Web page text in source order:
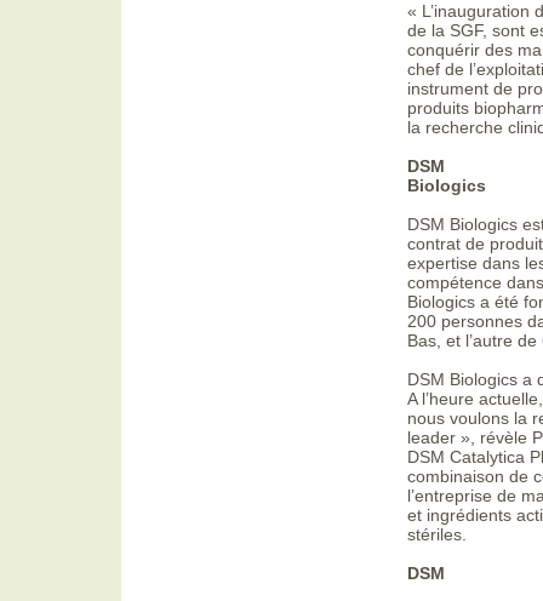
« L’inauguration
de la SGF, sont
conquérir des
chef de
instrument de
produits
la recherche
DSM
Biologics
DSM Biologics
contrat de
expertise dans
compétence
Biologics a été
200 personnes
Bas, et l’autre
DSM Biologics a
A l’heure
nous voulons la
leader », révèle
DSM Catalytica
combinaison de
l’entreprise de
et ingrédients
stériles.
DSM